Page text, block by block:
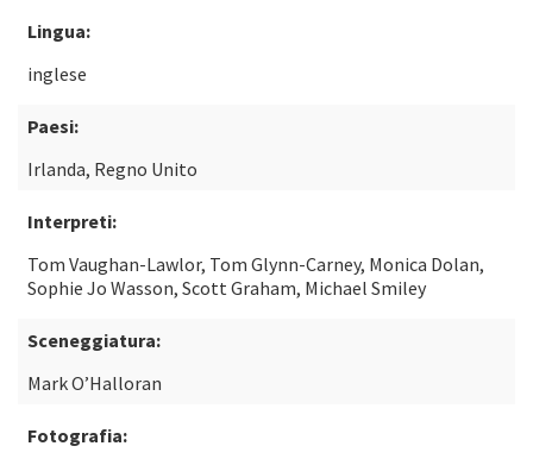
Lingua:
inglese
Paesi:
Irlanda, Regno Unito
Interpreti:
Tom Vaughan-Lawlor, Tom Glynn-Carney, Monica Dolan,
Sophie Jo Wasson, Scott Graham, Michael Smiley
Sceneggiatura:
Mark O’Halloran
Fotografia: